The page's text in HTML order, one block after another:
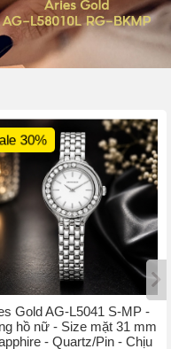
30%
Gold AG-L5041 S-MP -
hồ nữ - Size mặt 31 mm
- Quartz/Pin - Chịu